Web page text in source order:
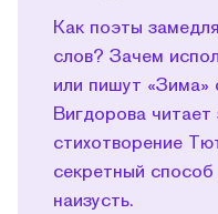
Как поэты
слов? Зачем
или пишут «Зима»
Вигдорова читает
стихотворение
секретный способ
наизусть.